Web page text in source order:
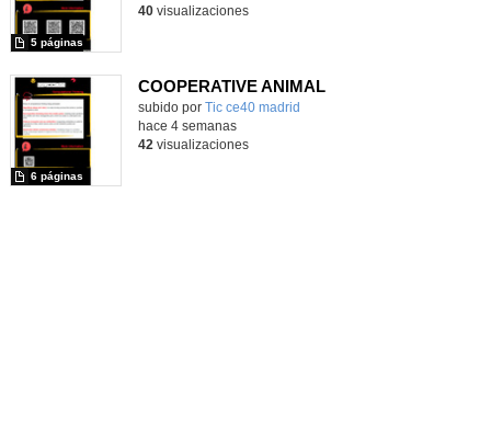
5 páginas
40visualizaciones
COOPERATIVE ANIMAL
subido por Tic ce40 madrid
6 páginas
hace 4 semanas
42 visualizaciones